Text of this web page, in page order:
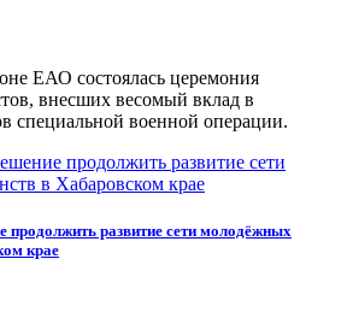
ЕАО состоялась церемония
внесших весомый вклад в
специальной военной операции.
развитие сети молодёжных
крае